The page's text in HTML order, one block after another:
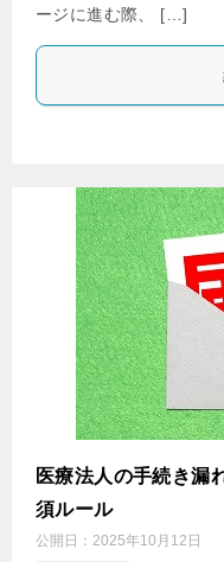
ージに進む際、 […]
医療法人の手続き漏
須ルール
公開日： 2025年10月12日